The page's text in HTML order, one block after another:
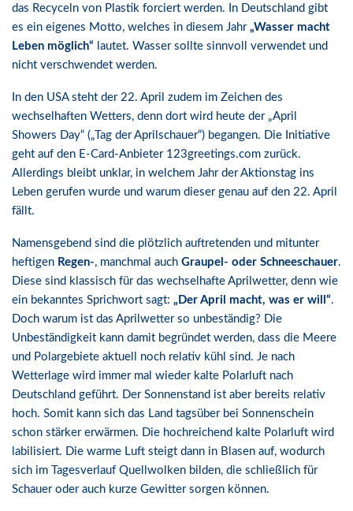
das Recyceln von Plastik forciert werden. In Deutschland gibt
es ein eigenes Motto, welches in diesem Jahr „Wasser macht
Leben möglich“ lautet. Wasser sollte sinnvoll verwendet und
nicht verschwendet werden.
In den USA steht der 22. April zudem im Zeichen des
wechselhaften Wetters, denn dort wird heute der „April
Showers Day“ („Tag der Aprilschauer“) begangen. Die Initiative
geht auf den E-Card-Anbieter 123greetings.com zurück.
Allerdings bleibt unklar, in welchem Jahr der Aktionstag ins
Leben gerufen wurde und warum dieser genau auf den 22. April
fällt.
Namensgebend sind die plötzlich auftretenden und mitunter
heftigen Regen-, manchmal auch Graupel- oder Schneeschauer.
Diese sind klassisch für das wechselhafte Aprilwetter, denn wie
ein bekanntes Sprichwort sagt: „Der April macht, was er will“.
Doch warum ist das Aprilwetter so unbeständig? Die
Unbeständigkeit kann damit begründet werden, dass die Meere
und Polargebiete aktuell noch relativ kühl sind. Je nach
Wetterlage wird immer mal wieder kalte Polarluft nach
Deutschland geführt. Der Sonnenstand ist aber bereits relativ
hoch. Somit kann sich das Land tagsüber bei Sonnenschein
schon stärker erwärmen. Die hochreichend kalte Polarluft wird
labilisiert. Die warme Luft steigt dann in Blasen auf, wodurch
sich im Tagesverlauf Quellwolken bilden, die schließlich für
Schauer oder auch kurze Gewitter sorgen können.